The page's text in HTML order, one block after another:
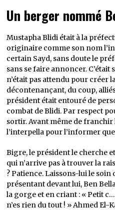
Un berger nommé
Mustapha Blidi était à la
originaire comme son nom
certain Sayd, sans doute le
sans se faire annoncer.
n’était pas attendu pour créer
décontenançant, du coup,
président était entouré de
combat de Blidi. Par respect
sortir. Avant même de
l’interpella pour l’informer
Bigre, le président le cherche
qui n’arrive pas à trouver la
? Patience. Laissons-lui le soin
présentant devant lui, Ben
la gorge et en criant : « Petit
n’es rien du tout ! » Ahmed El-